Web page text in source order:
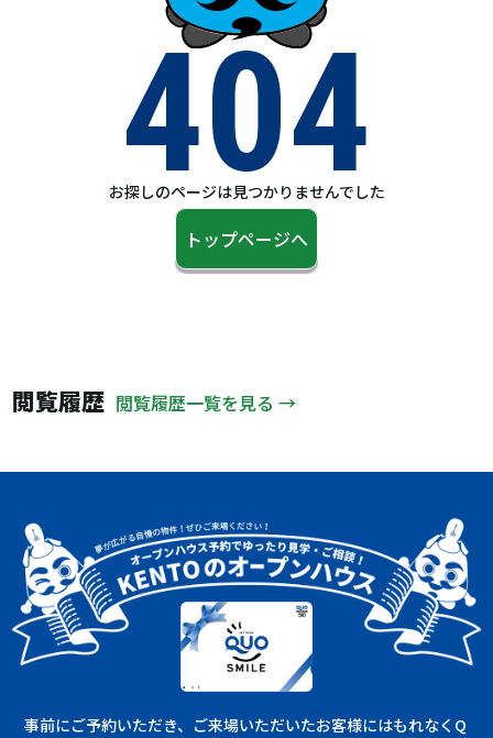
404
お探しのページは見つかりませんでした
トップページへ
閲覧履歴 閲覧履歴一覧を見る →
事前にご予約いただき、ご来場いただいたお客様にはもれなくQ